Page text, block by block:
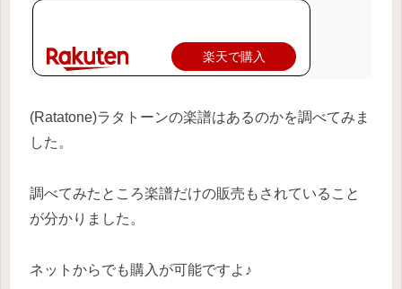
楽天で購入
(Ratatone)ラタトーンの楽譜はあるのかを調べてみま
した。
調べてみたところ楽譜だけの販売もされていること
が分かりました。
ネットからでも購入が可能ですよ♪